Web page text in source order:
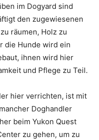
im Dogyard sind
den zugewiesenen
räumen, Holz zu
die Hunde wird ein
ihnen wird hier
und Pflege zu Teil.
hier verrichten, ist mit
Doghandler
beim Yukon Quest
zu gehen, um zu